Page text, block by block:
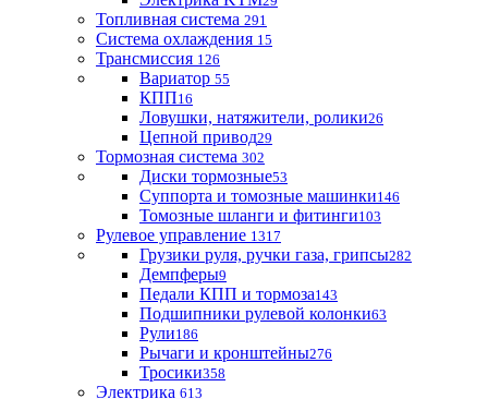
Топливная система 291
Система охлаждения 15
Трансмиссия 126
Вариатор 55
КПП16
Ловушки, натяжители, ролики26
Цепной привод29
Тормозная система 302
Диски тормозные53
Суппорта и томозные машинки146
Томозные шланги и фитинги103
Рулевое управление 1317
Грузики руля, ручки газа, грипсы282
Демпферы9
Педали КПП и тормоза143
Подшипники рулевой колонки63
Рули186
Рычаги и кронштейны276
Тросики358
Электрика 613